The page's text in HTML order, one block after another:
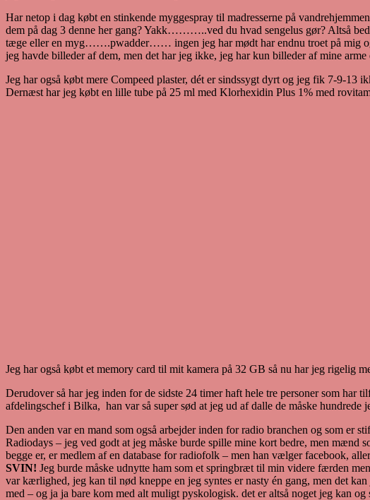
Har netop i dag købt en stinkende myggespray til madresserne på
dem på dag 3 denne her gang? Yakk………..ved du hvad sengelus gør? Altså
tæge eller en myg…….pwadder…… ingen jeg har mødt har endnu troet på mig
jeg havde billeder af dem, men det har jeg ikke, jeg har kun billeder af mine
Jeg har også købt mere Compeed plaster, dét er sindssygt dyrt og jeg fik 7-9-13
Dernæst har jeg købt en lille tube på 25 ml med Klorhexidin Plus 1% med
Jeg har også købt et memory card til mit kamera på 32 GB så nu har jeg rigelig
Derudover så har jeg inden for de sidste 24 timer haft hele tre personer som
afdelingschef i Bilka, han var så super sød at jeg ud af dalle de måske hundrede
Den anden var en mand som også arbejder inden for radio branchen og som er
Radiodays – jeg ved godt at jeg måske burde spille mine kort bedre, men mænd
begge er, er medlem af en database for radiofolk – men han vælger facebook,
SVIN! Jeg burde måske udnytte ham som et springbræt til min videre færden
var kærlighed, jeg kan til nød kneppe en jeg syntes er nasty én gang, men det
med – og ja ja bare kom med alt muligt pyskologisk. det er altså noget jeg kan